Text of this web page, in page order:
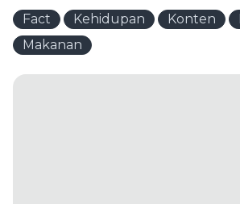
Fact Kehidupan Konten
Makanan